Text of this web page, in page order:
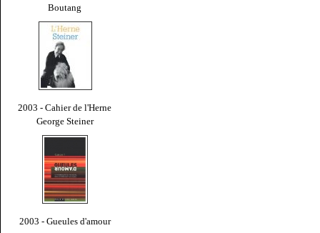
Boutang
2003 - Cahier de l'Herne
George Steiner
2003 - Gueules d'amour